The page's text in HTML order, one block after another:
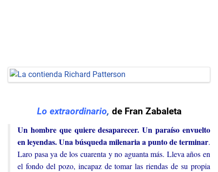
Lo extraordinario, de Fran Zabaleta
Un hombre que quiere desaparecer. Un paraíso envuelto
en leyendas. Una búsqueda milenaria a punto de terminar.
Laro pasa ya de los cuarenta y no aguanta más. Lleva años en
el fondo del pozo, incapaz de tomar las riendas de su propia